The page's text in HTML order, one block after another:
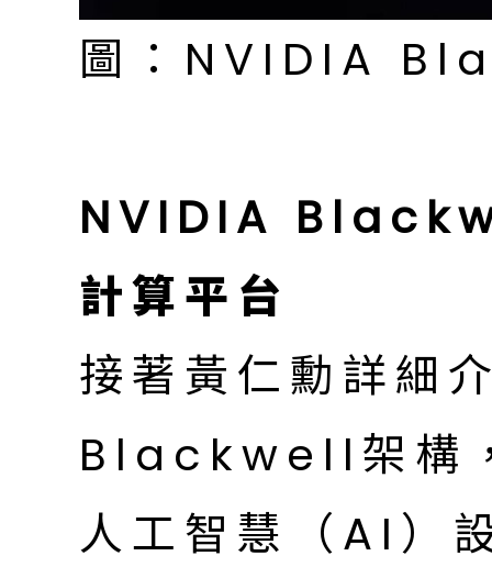
圖：NVIDIA
NVIDIA
計算平台
接著黃仁勳詳細
Blackwell架構
人工智慧（AI）